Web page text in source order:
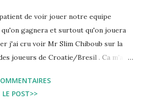
de voir jouer notre equipe
gagnera et surtout qu'on jouera
j'ai cru voir Mr Slim Chiboub sur la
joueurs de Croatie/Bresil . Ca m'a
Je me demande d'ailleurs a quoi
!). Anyway... Inchallah Marbouha !
POST>>